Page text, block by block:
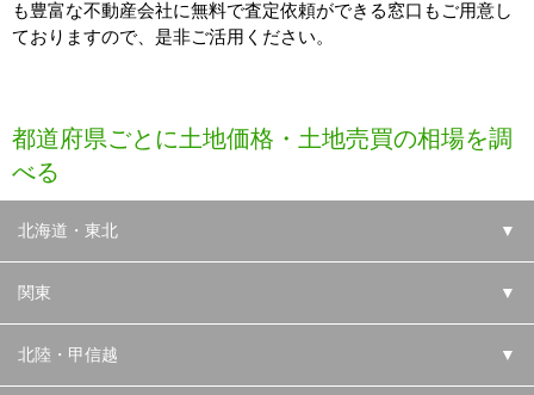
も豊富な不動産会社に無料で査定依頼ができる窓口もご用意し
ておりますので、是非ご活用ください。
都道府県ごとに土地価格・土地売買の相場を調
べる
北海道・東北 ▼
関東 ▼
北陸・甲信越 ▼